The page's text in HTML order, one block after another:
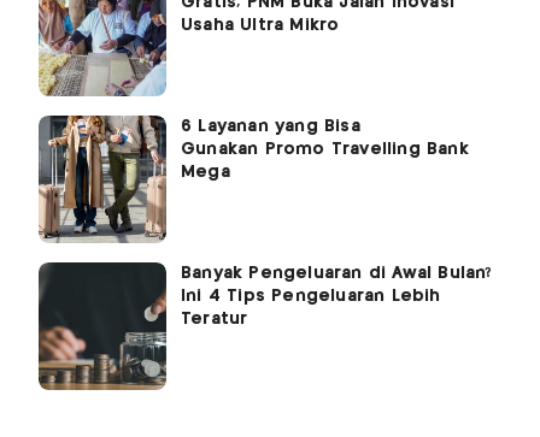
Usaha Ultra Mikro
6 Layanan yang Bisa
Gunakan Promo Travelling Bank
Mega
Banyak Pengeluaran di Awal Bulan?
Ini 4 Tips Pengeluaran Lebih
Teratur